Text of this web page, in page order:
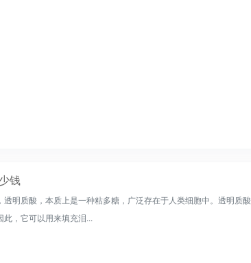
钱
明质酸，本质上是一种粘多糖，广泛存在于人类细胞中。透明质酸
，它可以用来填充泪...